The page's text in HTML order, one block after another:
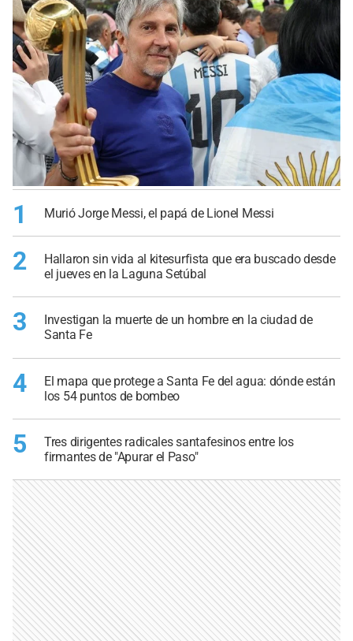
1 Murió Jorge Messi, el papá de Lionel Messi
2
Hallaron sin vida al kitesurfista que era buscado desde
el jueves en la Laguna Setúbal
3
Investigan la muerte de un hombre en la ciudad de
Santa Fe
4
El mapa que protege a Santa Fe del agua: dónde están
los 54 puntos de bombeo
5
Tres dirigentes radicales santafesinos entre los
firmantes de "Apurar el Paso"